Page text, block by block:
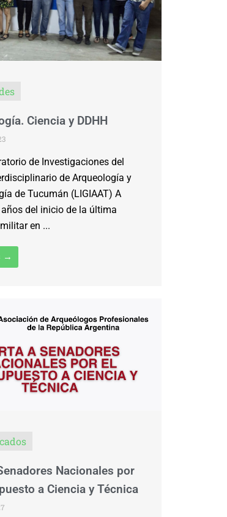
Ciencia y DDHH
de Investigaciones del
de Arqueología y
de Tucumán (LIGIAAT) A
del inicio de la última
en ...
→
Nacionales por
a Ciencia y Técnica